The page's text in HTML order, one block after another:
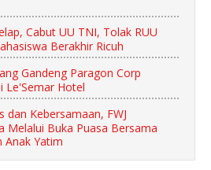
Cabut UU TNI, Tolak RUU
Berakhir Ricuh
Gandeng Paragon Corp
Le'Semar Hotel
dan Kebersamaan, FWJ
Melalui Buka Puasa Bersama
Anak Yatim